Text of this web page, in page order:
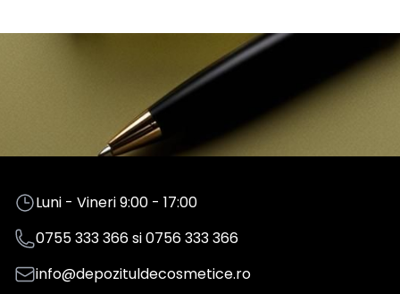
Luni - Vineri 9:00 - 17:00
0755 333 366si0756 333 366
info@depozituldecosmetice.ro